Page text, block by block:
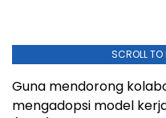
SCROLL TO
Guna mendorong
mengadopsi model